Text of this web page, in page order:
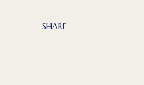
SHARE